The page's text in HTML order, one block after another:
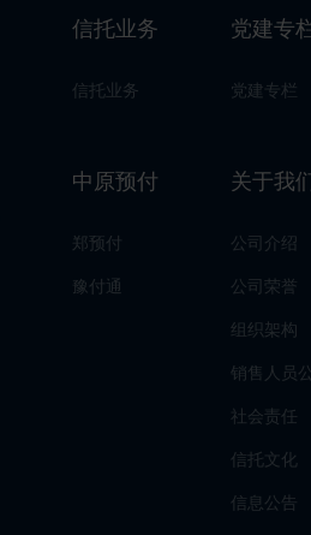
信托业务
信托业务
党建专
党建专栏
中原预付
郑预付
豫付通
关于我
公司介绍
公司荣誉
组织架构
销售人员
社会责任
信托文化
信息公告